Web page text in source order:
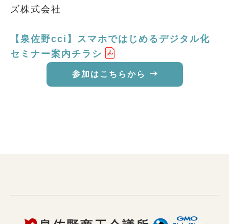
ズ株式会社
【泉佐野cci】スマホではじめるデジタル化
セミナー案内チラシ
参加はこちらから